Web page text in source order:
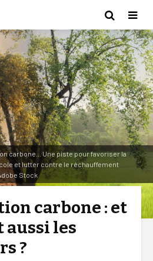
carbone... Une piste pour favoriser la
et lutter contre le réchauffement
Stock
carbone : et
aussi les
?